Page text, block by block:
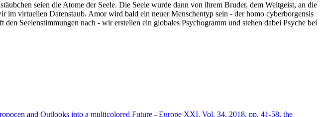
seien die Atome der Seele. Die Seele wurde dann von ihrem Bruder, dem Weltgeist, an die
virtuellen Datenstaub. Amor wird bald ein neuer Menschentyp sein - der homo cyberborgensis
Seelenstimmungen nach - wir erstellen ein globales Psychogramm und stehen dabei Psyche bei
and Outlooks into a multicolored Future - Europe XXI, Vol. 34, 2018, pp. 41-58, the